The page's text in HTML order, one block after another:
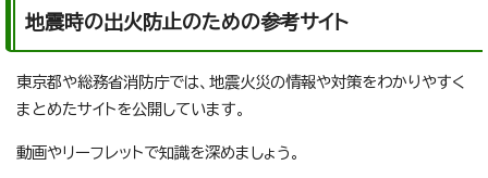
地震時の出火防止のための参考サイト
東京都や総務省消防庁では、地震火災の情報や対策をわかりやすく
まとめたサイトを公開しています。
動画やリーフレットで知識を深めましょう。